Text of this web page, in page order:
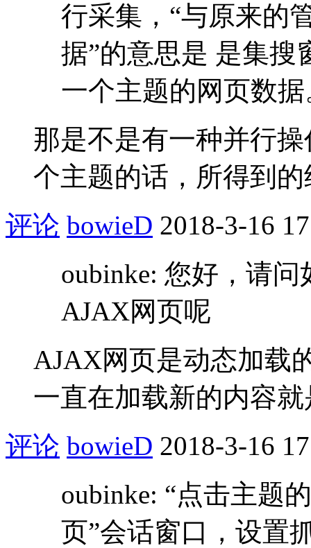
行采集，“与原来的
据”的意思是 是集搜
一个主题的网页数据
那是不是有一种并行
个主题的话，所得到
评论 bowieD 2018-3-16
oubinke: 您好，请
AJAX网页呢
AJAX网页是动态加载
一直在加载新的内容
评论 bowieD 2018-3-16
oubinke: “点击主题
页”会话窗口，设置